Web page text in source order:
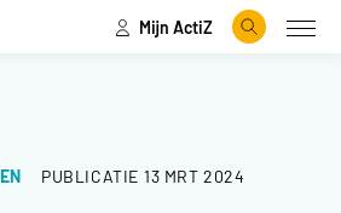
Mijn ActiZ
Zoeken
PUBLICATIE 13 MRT 2024